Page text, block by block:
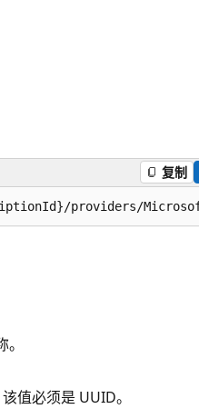
复制
providers/
值必须是 UUID。